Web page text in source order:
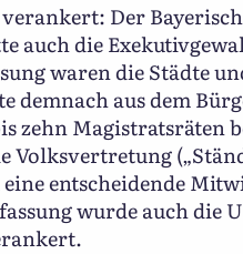
Der
auch die
waren die Städte
aus dem
zehn Magistratsräten
entscheidende
wurde auch die